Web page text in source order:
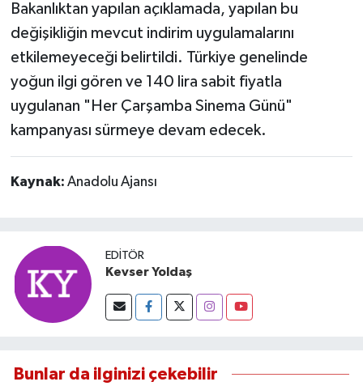
Bakanlıktan yapılan açıklamada, yapılan bu
değişikliğin mevcut indirim uygulamalarını
etkilemeyeceği belirtildi. Türkiye genelinde
yoğun ilgi gören ve 140 lira sabit fiyatla
uygulanan "Her Çarşamba Sinema Günü"
kampanyası sürmeye devam edecek.
Kaynak: Anadolu Ajansı
EDITÖR
Kevser Yoldaş
Bunlar da ilginizi çekebilir